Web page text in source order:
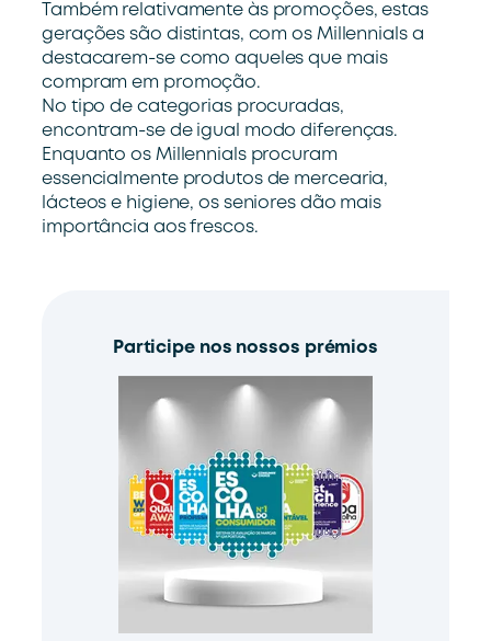
Também relativamente às promoções, estas
gerações são distintas, com os Millennials a
destacarem-se como aqueles que mais
compram em promoção.
No tipo de categorias procuradas,
encontram-se de igual modo diferenças.
Enquanto os Millennials procuram
essencialmente produtos de mercearia,
lácteos e higiene, os seniores dão mais
importância aos frescos.
Participe nos nossos prémios